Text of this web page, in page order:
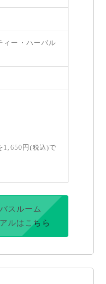
ィー・ハーバル
1,650円(税込)で
スルーム
ルはこちら